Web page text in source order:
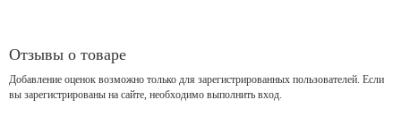
Отзывы о товаре
Добавление оценок возможно только для зарегистрированных пользователей. Если
вы зарегистрированы на сайте, необходимо выполнить вход.